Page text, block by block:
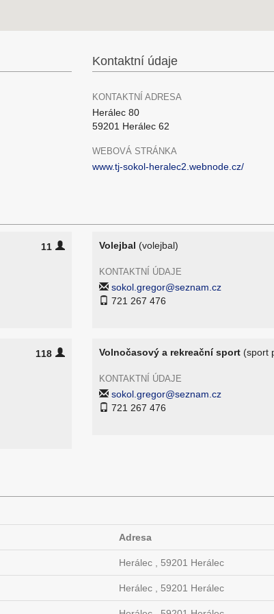
Kontaktní údaje
KONTAKTNÍ ADRESA
Herálec 80
59201 Herálec 62
WEBOVÁ STRÁNKA
www.tj-sokol-heralec2.webnode.cz/
11 Volejbal (volejbal)
KONTAKTNÍ ÚDAJE
sokol.gregor@seznam.cz
721 267 476
118 Volnočasový a rekreační sport (sport
KONTAKTNÍ ÚDAJE
sokol.gregor@seznam.cz
721 267 476
Adresa
Herálec , 59201 Herálec
Herálec , 59201 Herálec